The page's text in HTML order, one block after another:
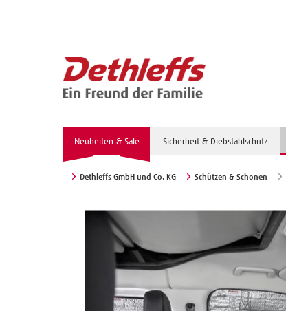
Neuheiten & Sale Sicherheit & Diebstahlschutz
Dethleffs GmbH und Co. KG Schützen & Schonen